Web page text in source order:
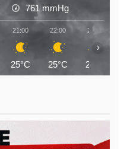
761 mmHg
21:00
25°C
22:00
25°C
23:00
25°C
›